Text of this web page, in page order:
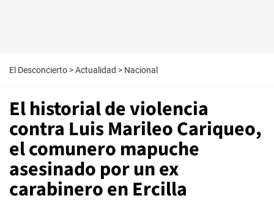
El Desconcierto >Actualidad > Nacional
El historial de violencia
contra Luis Marileo Cariqueo,
el comunero mapuche
asesinado por un ex
carabinero en Ercilla